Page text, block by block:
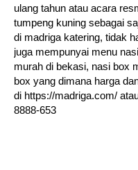
ulang tahun atau acara
tumpeng kuning sebagai
di madriga katering, tidak
juga mempunyai menu
murah di bekasi, nasi box
box yang dimana harga
di https://madriga.com/
8888-653